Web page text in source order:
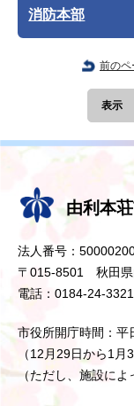
消防本部
前のペ
表示
由利本
法人番号：
〒015-8501 秋田県
電話：0184-24-3321
市役所開庁時間：平
（12月29日から1月
（ただし、施設によ